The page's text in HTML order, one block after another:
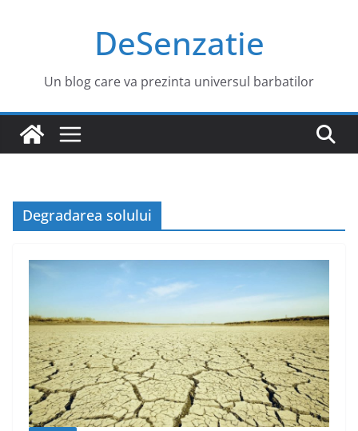
DeSenzatie
Un blog care va prezinta universul barbatilor
Degradarea solului